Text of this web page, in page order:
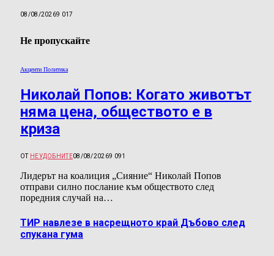
08/08/20269 017
Не пропускайте
Акценти Политика
Николай Попов: Когато животът
няма цена, обществото е в
криза
ОТ НЕУДОБНИТЕ08/08/20269 091
Лидерът на коалиция „Сияние“ Николай Попов
отправи силно послание към обществото след
поредния случай на…
ТИР навлезе в насрещното край Дъбово след
спукана гума